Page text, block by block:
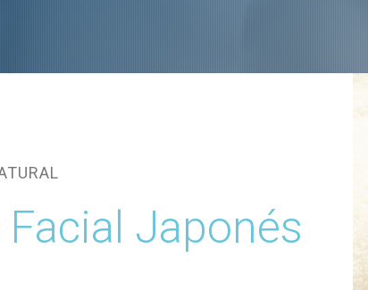
Japonés